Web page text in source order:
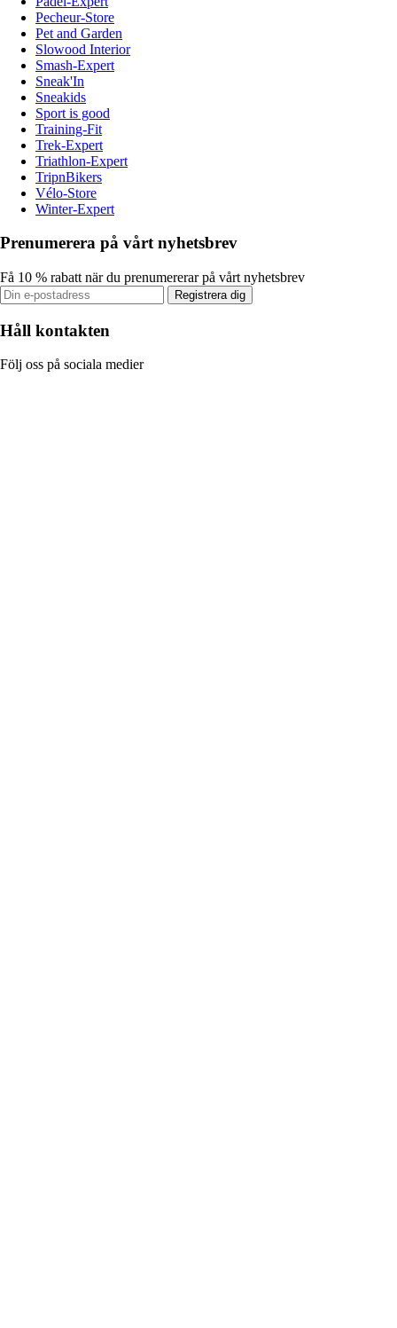
Pecheur-Store
Pet and Garden
Slowood Interior
Smash-Expert
Sneak'In
Sneakids
Sport is good
Training-Fit
Trek-Expert
Triathlon-Expert
TripnBikers
Vélo-Store
Winter-Expert
Prenumerera på vårt nyhetsbrev
Få 10 % rabatt när du prenumererar på vårt nyhetsbrev
Registrera dig
Håll kontakten
Följ oss på sociala medier